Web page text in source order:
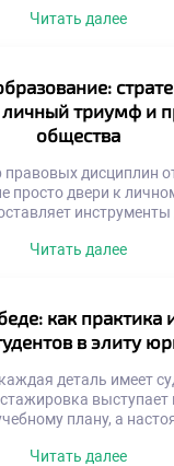
просто толкователями
и
осознанное
становится тем
Читать далее
личный триумф и
общества
правовых дисциплин
просто двери к
инструменты
закона.
в московском
трамплином,
Читать далее
как практика
в элиту
деталь имеет
выступает
плану, а
среду
Читать далее